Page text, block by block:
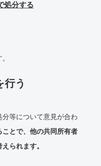
処分する
行う
等について意見が合わ
とで、他の共同所有者
られます。